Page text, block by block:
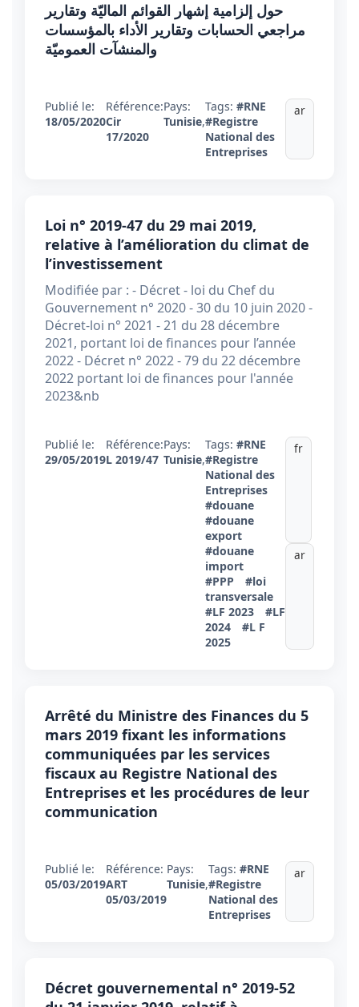
حول إلزامية إشهار القوائم الماليّة وتقارير
مراجعي الحسابات وتقارير الأداء بالمؤسسات
والمنشآت العموميّة
Publié le:
18/05/2020
Référence:
Cir
17/2020
Pays:
Tunisie,
Tags: #RNE
#Registre
National des
Entreprises
ar
Loi n° 2019-47 du 29 mai 2019,
relative à l’amélioration du climat de
l’investissement
Modifiée par : - Décret - loi du Chef du
Gouvernement n° 2020 - 30 du 10 juin 2020 -
Décret-loi n° 2021 - 21 du 28 décembre
2021, portant loi de finances pour l’année
2022 - Décret n° 2022 - 79 du 22 décembre
2022 portant loi de finances pour l'année
2023&nb
Publié le:
29/05/2019
Référence:
L 2019/47
Pays:
Tunisie,
Tags: #RNE
#Registre
National des
Entreprises
#douane
#douane
export
#douane
import
#PPP
#loi
transversale
#LF 2023
#LF
2024
#L F
2025
fr
ar
Arrêté du Ministre des Finances du 5
mars 2019 fixant les informations
communiquées par les services
fiscaux au Registre National des
Entreprises et les procédures de leur
communication
Publié le:
05/03/2019
Référence:
ART
05/03/2019
Pays:
Tunisie,
Tags: #RNE
#Registre
National des
Entreprises
ar
Décret gouvernemental n° 2019-52